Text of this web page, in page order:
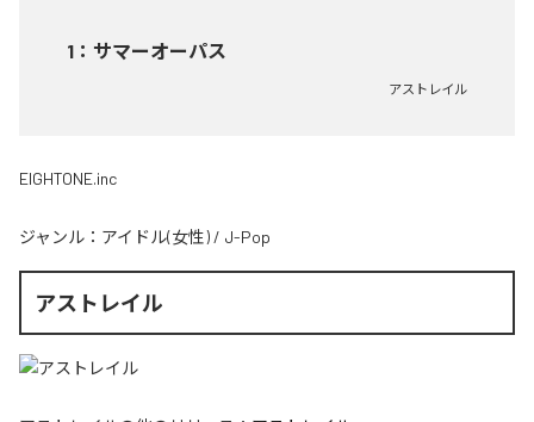
1 ： サマーオーパス
アストレイル
EIGHTONE.inc
ジャンル： アイドル(女性) / J-Pop
アストレイル